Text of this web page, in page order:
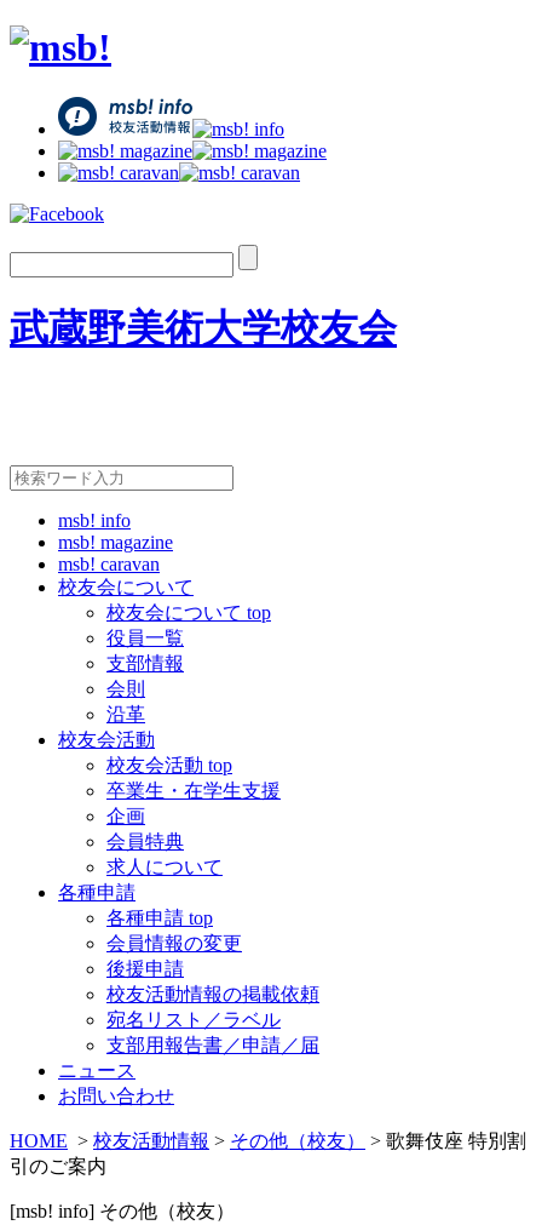
武蔵野美術大学校友会
msb! info
msb! magazine
msb! caravan
校友会について
校友会について top
役員一覧
支部情報
会則
沿革
校友会活動
校友会活動 top
卒業生・在学生支援
企画
会員特典
求人について
各種申請
各種申請 top
会員情報の変更
後援申請
校友活動情報の掲載依頼
宛名リスト／ラベル
支部用報告書／申請／届
ニュース
お問い合わせ
HOME > 校友活動情報 > その他（校友）
> 歌舞伎座 特別割
引のご案内
[msb! info] その他（校友）